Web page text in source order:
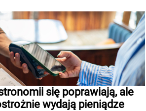
się poprawiają, ale
wydają pieniądze